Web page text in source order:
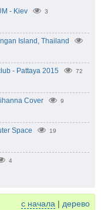
- Kiev 3
Island, Thailand
- Pattaya 2015 72
Cover 9
Space 19
4
с начала | дерево